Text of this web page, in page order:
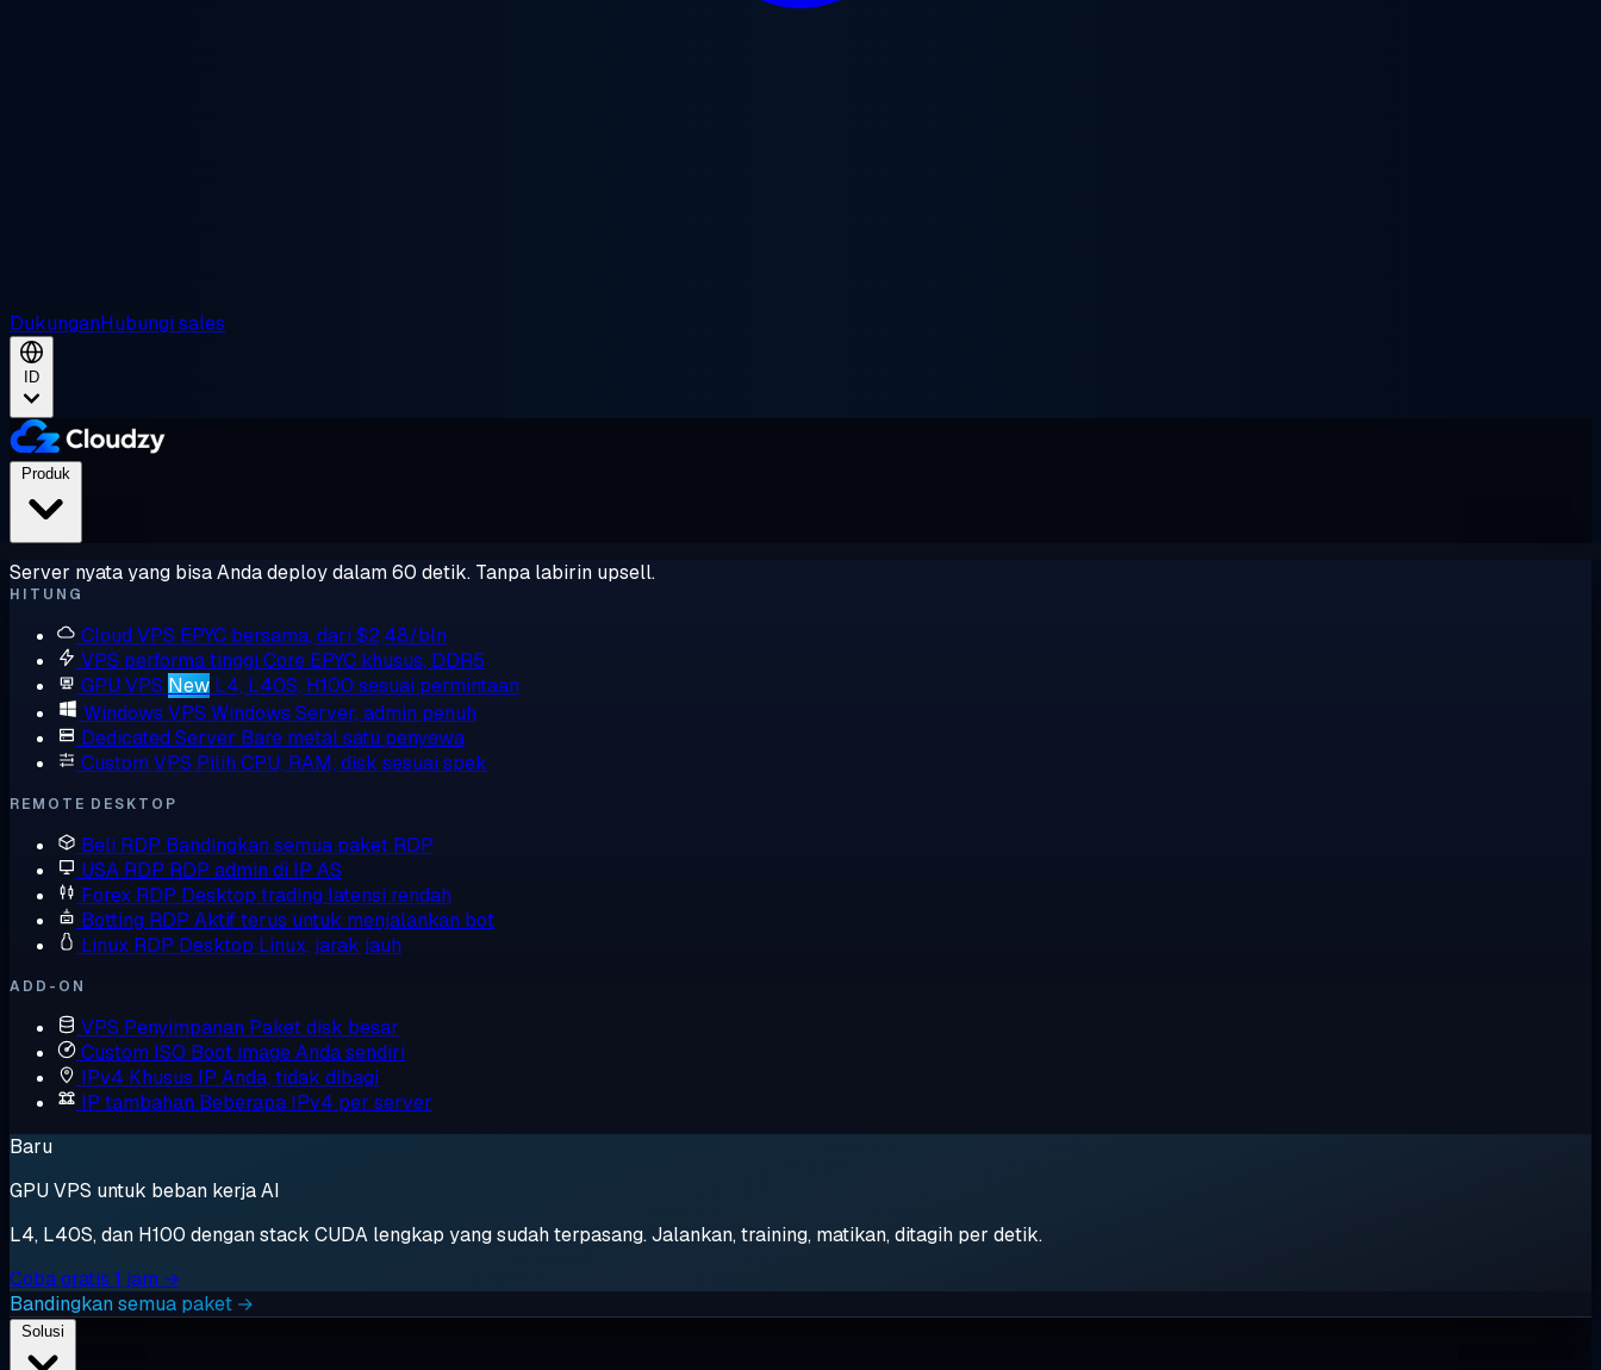
DukunganHubungi sales
ID
Server nyata yang bisa Anda deploy dalam 60 detik. Tanpa labirin upsell.
HITUNG
Cloud VPS EPYC bersama, dari $2,48/bln
VPS performa tinggi Core EPYC khusus, DDR5
GPU VPS New L4, L40S, H100 sesuai permintaan
Windows VPS Windows Server, admin penuh
Dedicated Server Bare metal satu penyewa
Custom VPS Pilih CPU, RAM, disk sesuai spek
REMOTE DESKTOP
Beli RDP Bandingkan semua paket RDP
USA RDP RDP admin di IP AS
Forex RDP Desktop trading latensi rendah
Botting RDP Aktif terus untuk menjalankan bot
Linux RDP Desktop Linux, jarak jauh
ADD-ON
VPS Penyimpanan Paket disk besar
Custom ISO Boot image Anda sendiri
IPv4 Khusus IP Anda, tidak dibagi
IP tambahan Beberapa IPv4 per server
Baru
GPU VPS untuk beban kerja AI
L4, L40S, dan H100 dengan stack CUDA lengkap yang sudah terpasang. Jalankan, training, matikan, ditagih per detik.
Coba gratis 1 jam →
Bandingkan semua paket →